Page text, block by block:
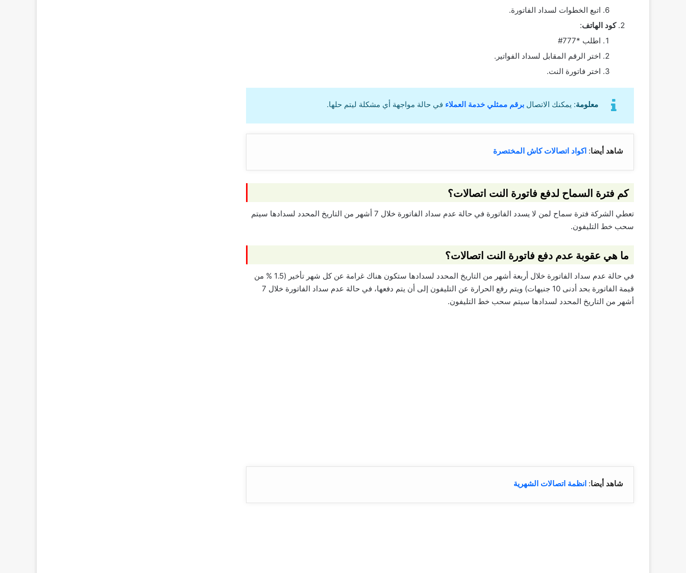
اتبع الخطوات لسداد الفاتورة.
كود الهاتف:
اطلب *777#
اختر الرقم المقابل لسداد الفواتير.
اختر فاتورة النت.
معلومة: يمكنك الاتصال برقم ممثلي خدمة العملاء في حالة مواجهة أي مشكلة ليتم حلها.
شاهد أيضا: اكواد اتصالات كاش المختصرة
كم فترة السماح لدفع فاتورة النت اتصالات؟
تعطي الشركة فترة سماح لمن لا يسدد الفاتورة في حالة عدم سداد الفاتورة خلال 7 أشهر من التاريخ المحدد لسدادها سيتم
سحب خط التليفون.
ما هي عقوبة عدم دفع فاتورة النت اتصالات؟
في حالة عدم سداد الفاتورة خلال أربعة أشهر من التاريخ المحدد لسدادها ستكون هناك غرامة عن كل شهر تأخير (1.5 % من
قيمة الفاتورة بحد أدنى 10 جنيهات) ويتم رفع الحرارة عن التليفون إلى أن يتم دفعها، في حالة عدم سداد الفاتورة خلال 7
أشهر من التاريخ المحدد لسدادها سيتم سحب خط التليفون.
شاهد أيضا: انظمة اتصالات الشهرية